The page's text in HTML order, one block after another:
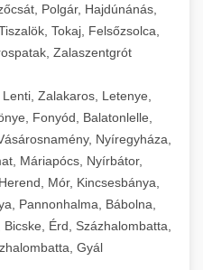
Polgár, Hajdúnánás,
Tokaj, Felsőzsolca,
Zalaszentgrót
Zalakaros, Letenye,
Fonyód, Balatonlelle,
Nyíregyháza,
Máriapócs, Nyírbátor,
Mór, Kincsesbánya,
Pannonhalma, Bábolna,
Érd, Százhalombatta,
Gyál